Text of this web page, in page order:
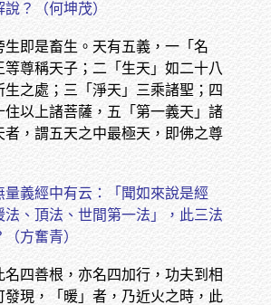
？（何坤茂）
生即是畜生。天有五義，一「名
等尊稱天子；二「生天」如二十八
生之處；三「淨天」三乘諸聖；四
住以上諸菩薩，五「第一義天」諸
者，謂五天之中最極天，即佛之尊
量義經中有云：「聞如來說是經
法、頂法、世間第一法」，此三法
（方奮青）
名四善根，亦名四加行，功夫到相
發現，「暖」者，乃近火之時，此